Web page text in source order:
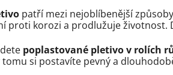
patří mezi nejoblíbenější
proti korozi a prodlužuje životnost.
poplastované pletivo v rolích
si postavíte pevný a